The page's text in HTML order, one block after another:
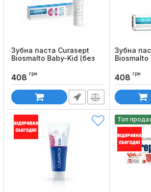
Зубна паста Curasept
Biosmalto Baby-Kid (без
Код товару:
408 грн
Зубна
Biosmalto
408 грн
Топ